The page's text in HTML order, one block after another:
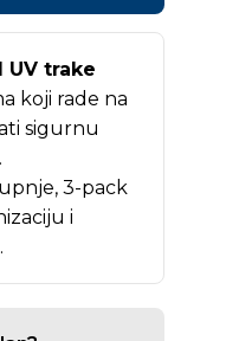
UV trake
koji rade na
sigurnu
3-pack
i